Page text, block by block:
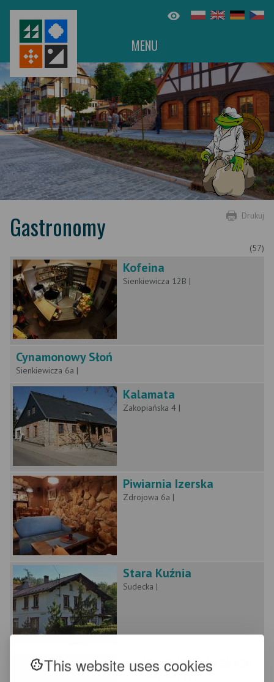
This website uses cookies
MENU
Drukuj
Gastronomy
(57)
Kofeina
Sienkiewicza 12B |
Cynamonowy Słoń
Sienkiewicza 6a |
Kalamata
Zakopiańska 4 |
Piwiarnia Izerska
Zdrojowa 6a |
Stara Kuźnia
Sudecka |
Restauracja Pod Żabami